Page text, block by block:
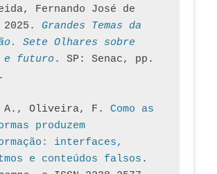
Fernando José de
Grandes Temas da
Sete Olhares sobre
e futuro. SP: Senac, pp.
A., Oliveira, F. Como as
produzem
interfaces,
e conteúdos falsos